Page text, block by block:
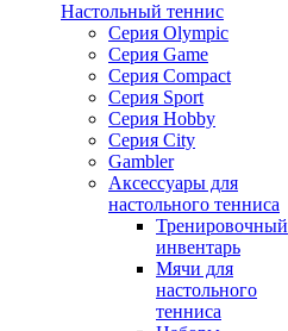
Настольный теннис
Серия Olympic
Серия Game
Серия Compact
Серия Sport
Серия Hobby
Серия City
Gambler
Аксессуары для
настольного тенниса
Тренировочный
инвентарь
Мячи для
настольного
тенниса